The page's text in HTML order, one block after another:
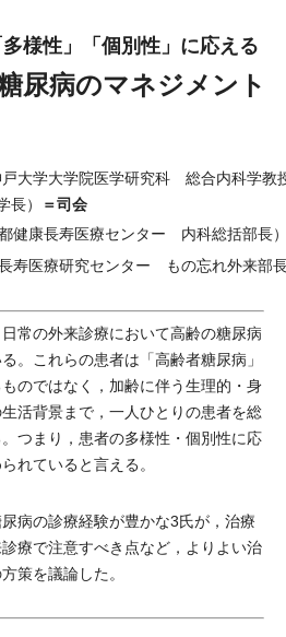
様性」「個別性」に応える
尿病のマネジメント
戸大学大学院医学研究科 総合内科学教
長）
＝司会
都健康長寿医療センター 内科総括部長
長寿医療研究センター もの忘れ外来部
常の外来診療において高齢の糖尿病
。これらの患者は「高齢者糖尿病」
のではなく，加齢に伴う生理的・身
活背景まで，一人ひとりの患者を総
つまり，患者の多様性・個別性に応
れていると言える。
病の診療経験が豊かな3氏が，治療
療で注意すべき点など，よりよい治
策を議論した。